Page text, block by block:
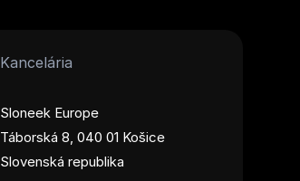
Kancelária
Sloneek Europe
Táborská 8, 040 01 Košice
Slovenská republika